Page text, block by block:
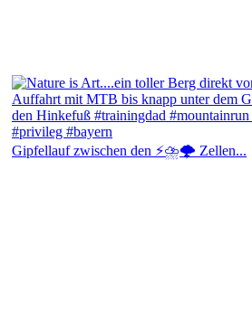
Gipfellauf zwischen den ⚡⛈️🌩️ Zellen...